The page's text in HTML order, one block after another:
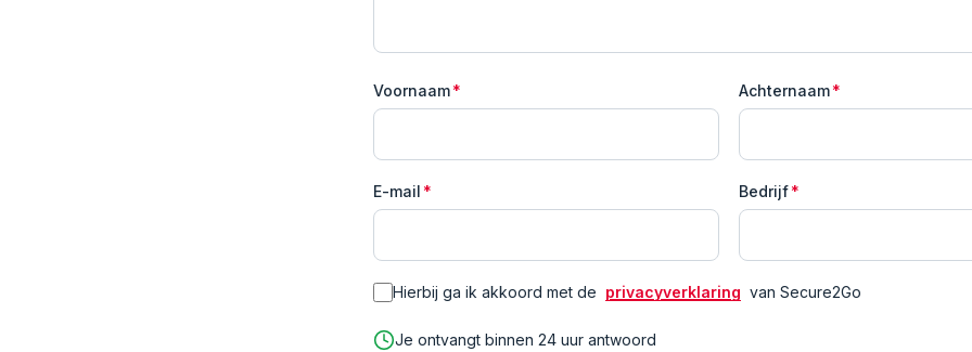
Voornaam* Achternaam*
E-mail * Bedrijf*
Hierbij ga ik akkoord met de privacyverklaring van Secure2Go
Je ontvangt binnen 24 uur antwoord